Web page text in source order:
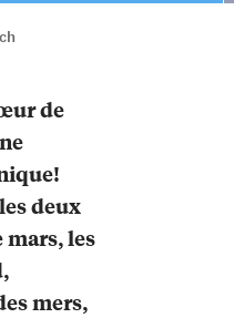
de
deux
mars, les
mers,